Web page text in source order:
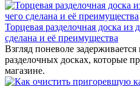
Торцевая разделочная доска из
сделана и её преимущества
Взгляд поневоле
разделочных досках, которые
магазине.